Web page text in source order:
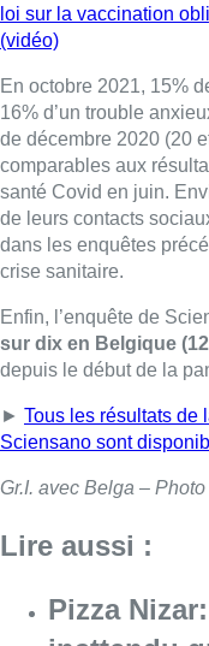
loi sur la vaccination
(vidéo)
En octobre 2021, 15%
16% d’un trouble
de décembre 2020 (20
comparables aux
santé Covid en juin.
de leurs contacts
dans les enquêtes
crise sanitaire.
Enfin, l’enquête de
sur dix en Belgique
depuis le début de la
► Tous les résultats de
Sciensano sont
Gr.I. avec Belga –
Lire aussi :
Pizza